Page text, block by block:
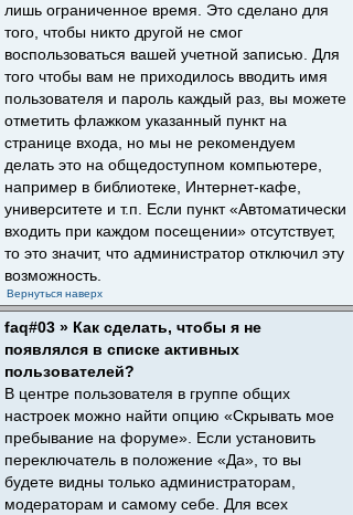
лишь ограниченное время. Это сделано для
того, чтобы никто другой не смог
воспользоваться вашей учетной записью. Для
того чтобы вам не приходилось вводить имя
пользователя и пароль каждый раз, вы можете
отметить флажком указанный пункт на
странице входа, но мы не рекомендуем
делать это на общедоступном компьютере,
например в библиотеке, Интернет-кафе,
университете и т.п. Если пункт «Автоматически
входить при каждом посещении» отсутствует,
то это значит, что администратор отключил эту
возможность.
Вернуться наверх
faq#03 » Как сделать, чтобы я не
появлялся в списке активных
пользователей?
В центре пользователя в группе общих
настроек можно найти опцию «Скрывать мое
пребывание на форуме». Если установить
переключатель в положение «Да», то вы
будете видны только администраторам,
модераторам и самому себе. Для всех